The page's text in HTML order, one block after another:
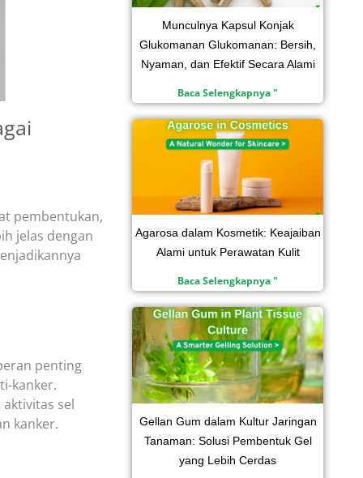
pembentukan,
jelas dengan
penting
kanker.
sel
kanker.
Munculnya Kapsul Konjak
Glukomanan Glukomanan: Bersih,
Nyaman, dan Efektif Secara Alami
Baca Selengkapnya "
Agarosa dalam Kosmetik: Keajaiban
Alami untuk Perawatan Kulit
Baca Selengkapnya "
Gellan Gum dalam Kultur Jaringan
Tanaman: Solusi Pembentuk Gel
yang Lebih Cerdas